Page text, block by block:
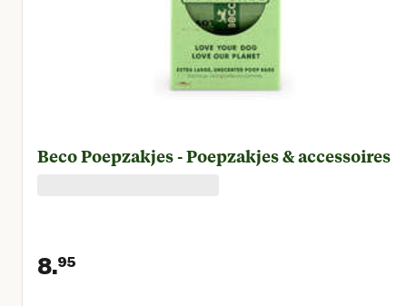
Beco Poepzakjes - Poepzakjes & accessoires
8.95